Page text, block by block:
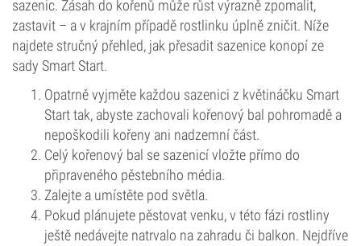
sazenic. Zásah do kořenů může růst výrazně zpomalit,
zastavit – a v krajním případě rostlinku úplně zničit. Níže
najdete stručný přehled, jak přesadit sazenice konopí ze
sady Smart Start.
Opatrně vyjměte každou sazenici z květináčku Smart
Start tak, abyste zachovali kořenový bal pohromadě a
nepoškodili kořeny ani nadzemní část.
Celý kořenový bal se sazenicí vložte přímo do
připraveného pěstebního média.
Zalejte a umístěte pod světla.
Pokud plánujete pěstovat venku, v této fázi rostliny
ještě nedávejte natrvalo na zahradu či balkon. Nejdříve